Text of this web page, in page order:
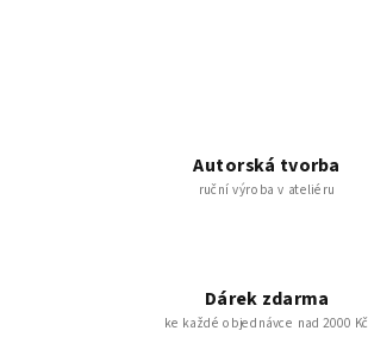
Autorská tvorba
ruční výroba v ateliéru
Dárek zdarma
ke každé objednávce nad 2000 Kč